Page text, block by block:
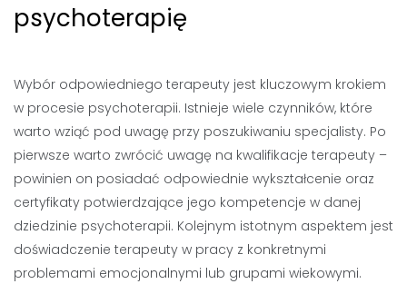
psychoterapię
Wybór odpowiedniego terapeuty jest kluczowym krokiem
w procesie psychoterapii. Istnieje wiele czynników, które
warto wziąć pod uwagę przy poszukiwaniu specjalisty. Po
pierwsze warto zwrócić uwagę na kwalifikacje terapeuty –
powinien on posiadać odpowiednie wykształcenie oraz
certyfikaty potwierdzające jego kompetencje w danej
dziedzinie psychoterapii. Kolejnym istotnym aspektem jest
doświadczenie terapeuty w pracy z konkretnymi
problemami emocjonalnymi lub grupami wiekowymi.